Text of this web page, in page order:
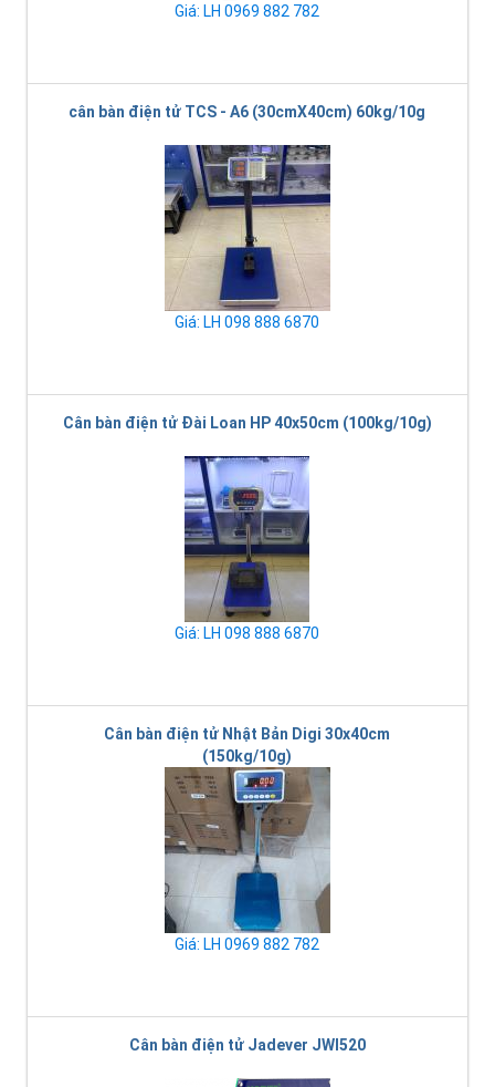
Giá: LH 0969 882 782
cân bàn điện tử TCS - A6 (30cmX40cm) 60kg/10g
Giá: LH 098 888 6870
Cân bàn điện tử Đài Loan HP 40x50cm (100kg/10g)
Giá: LH 098 888 6870
Cân bàn điện tử Nhật Bản Digi 30x40cm
(150kg/10g)
Giá: LH 0969 882 782
Cân bàn điện tử Jadever JWI520